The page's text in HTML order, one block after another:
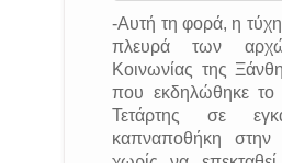
-Αυτή τη φορά, η
πλευρά των
Κοινωνίας της
που εκδηλώθηκε το
Τετάρτης σε
καπναποθήκη στην